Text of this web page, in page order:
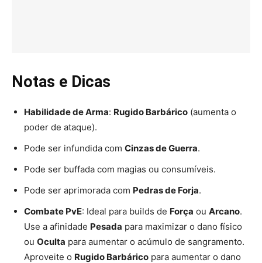
Notas e Dicas
Habilidade de Arma: Rugido Barbárico (aumenta o
poder de ataque).
Pode ser infundida com Cinzas de Guerra.
Pode ser buffada com magias ou consumíveis.
Pode ser aprimorada com Pedras de Forja.
Combate PvE: Ideal para builds de Força ou Arcano.
Use a afinidade Pesada para maximizar o dano físico
ou Oculta para aumentar o acúmulo de sangramento.
Aproveite o Rugido Barbárico para aumentar o dano